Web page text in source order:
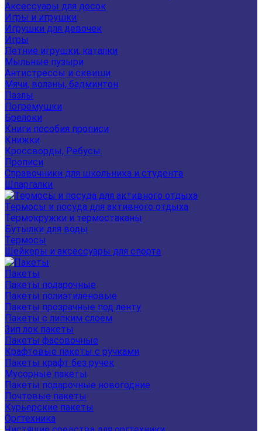
Аксессуары для досок
Игры и игрушки
Игрушки для девочек
Игры
Летние игрушки, каталки
Мыльные пузыри
Антистрессы и сквиши
Мячи, воланы, бадминтон
Пазлы
Погремушки
Брелоки
Книги пособия прописи
Книжки
Кроссворды, Ребусы.
Прописи
Справочники для школьника и студента
Шпаргалки
Термосы и посуда для активного отдыха
Термокружки и термостаканы
Бутылки для воды
Термосы
Шейкеры и аксессуары для спорта
Пакеты
Пакеты подарочные
Пакеты полиэтиленовые
Пакеты прозрачные под ленту
Пакеты с липким слоем
Зип лок пакеты
Пакеты фасовочные
Крафтовые пакеты с ручками
Пакеты крафт без ручек
Мусорные пакеты
Пакеты подарочные новогодние
Почтовые пакеты
Курьерские пакеты
Оргтехника